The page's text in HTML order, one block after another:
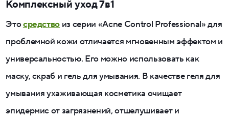
Комплексный уход 7в1
Этосредство из серии «Acne Control Professional» для
проблемной кожи отличается мгновенным эффектом и
универсальностью. Его можно использовать как
маску, скраб и гель для умывания. В качестве геля для
умывания ухаживающая косметика очищает
эпидермис от загрязнений, отшелушивает и